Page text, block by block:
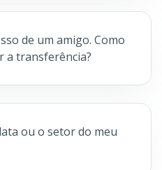
de um amigo. Como
a transferência?
ou o setor do meu